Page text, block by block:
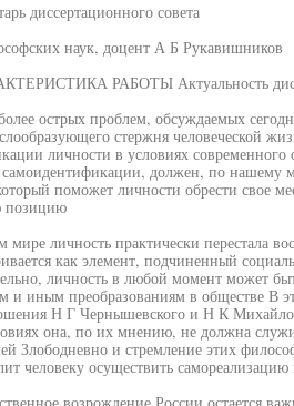
диссертационного совета
наук, доцент А Б Рукавишников
РАБОТЫ Актуальность
острых проблем, обсуждаемых
стержня человеческой
личности в условиях современного
самоидентификации, должен, по нашему
поможет личности обрести свое
позицию
мире личность практически перестала
как элемент, подчиненный
личность в любой момент может
и иным преобразованиям в обществе В
Н Г Чернышевского и Н К
она, по их мнению, не должна
Злободневно и стремление этих
человеку осуществить